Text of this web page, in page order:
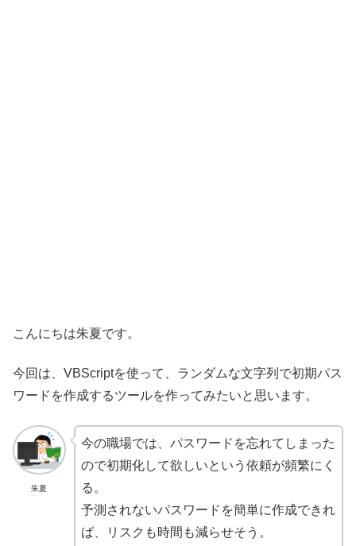
こんにちは朱夏です。
今回は、VBScriptを使って、ランダムな文字列で初期パス
ワードを作成するツールを作ってみたいと思います。
朱夏
今の職場では、パスワードを忘れてしまった
ので初期化して欲しいという依頼が頻繁にく
る。
予測されないパスワードを簡単に作成できれ
ば、リスクも時間も減らせそう。